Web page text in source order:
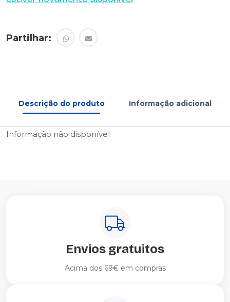
Partilhar:
Descrição do produto Informação adicional
Informação não disponível
Envios gratuitos
Acima dos 69€ em compras